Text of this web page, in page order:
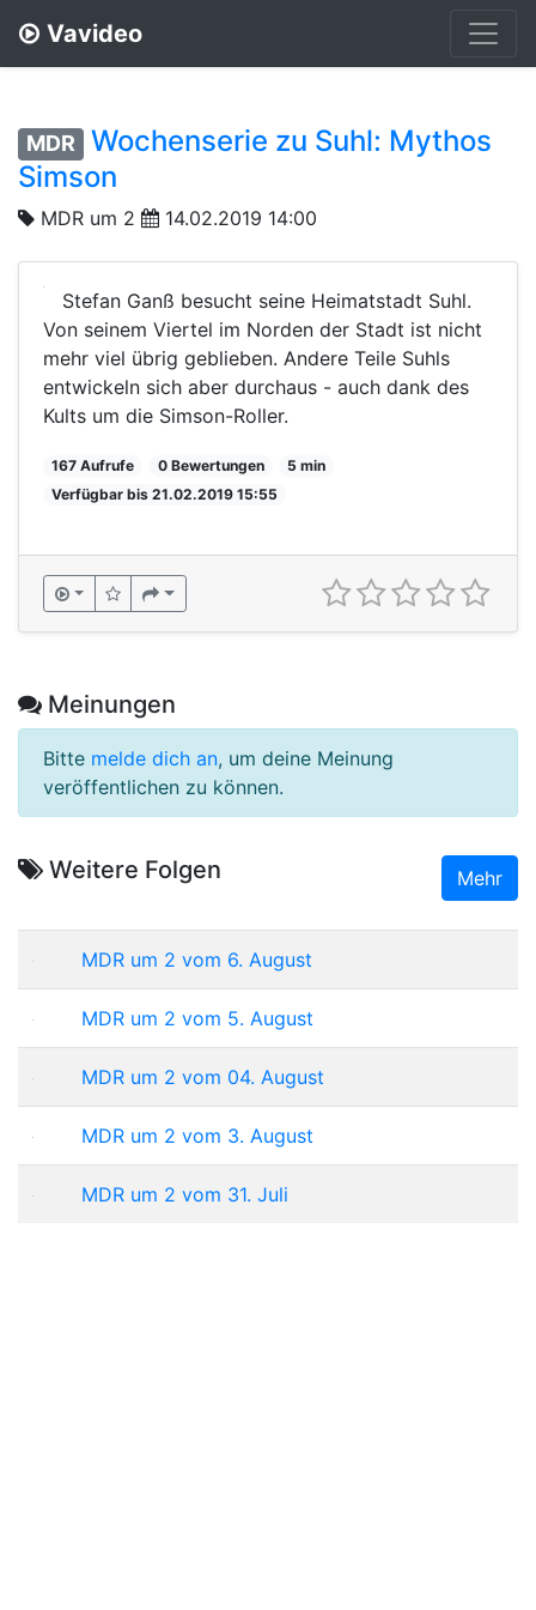
Vavideo
MDR
Wochenserie zu Suhl: Mythos
Simson
MDR um 2 14.02.2019 14:00
Stefan Ganß besucht seine Heimatstadt Suhl.
Von seinem Viertel im Norden der Stadt ist nicht
mehr viel übrig geblieben. Andere Teile Suhls
entwickeln sich aber durchaus - auch dank des
Kults um die Simson-Roller.
167 Aufrufe 0 Bewertungen
5 min
Verfügbar bis 21.02.2019 15:55
Meinungen
Bitte melde dich an, um deine Meinung
veröffentlichen zu können.
Weitere Folgen Mehr
MDR um 2 vom 6. August
MDR um 2 vom 5. August
MDR um 2 vom 04. August
MDR um 2 vom 3. August
MDR um 2 vom 31. Juli